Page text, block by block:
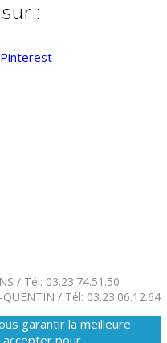
:
Pinterest
/ Tél: 03.23.74.51.50
/ Tél: 03.23.06.12.64
garantir la meilleure
pour